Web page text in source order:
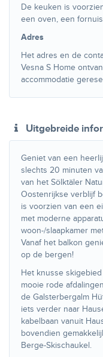
De keuken is
een oven, een
Adres
Het adres en de
Vesna S Home
accommodatie
Uitgebreide
Geniet van een
slechts 20 minuten
van het Sölktäler
Oostenrijkse verblijf
is voorzien van een
met moderne
woon-/slaapkamer
Vanaf het balkon
op de bergen!
Het knusse
mooie rode
de Galsterbergalm
iets verder naar
kabelbaan vanuit
bovendien
Berge-Skischaukel.